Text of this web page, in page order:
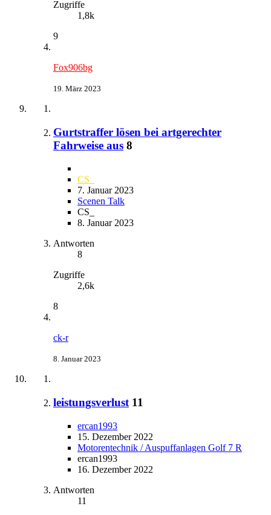
Zugriffe
1,8k
9
Fox906bg
19. März 2023
Gurtstraffer lösen bei artgerechter
Fahrweise aus 8
CS_
7. Januar 2023
Scenen Talk
CS_
8. Januar 2023
Antworten
8
Zugriffe
2,6k
8
ck-r
8. Januar 2023
leistungsverlust 11
ercan1993
15. Dezember 2022
Motorentechnik / Auspuffanlagen Golf 7 R
ercan1993
16. Dezember 2022
Antworten
11